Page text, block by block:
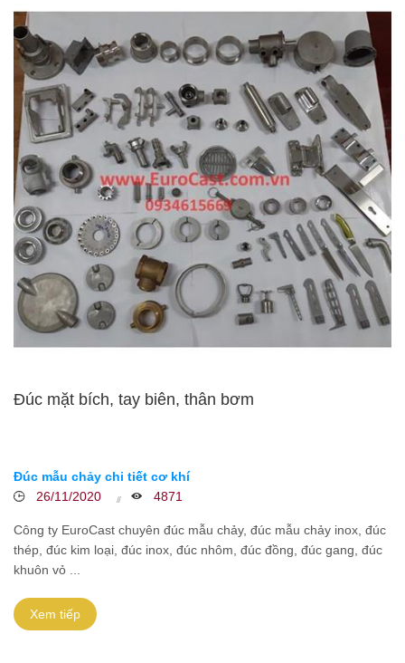
Đúc mặt bích, tay biên, thân bơm
Đúc mẫu chảy chi tiết cơ khí
26/11/2020
4871
Công ty EuroCast chuyên đúc mẫu chảy, đúc mẫu chảy inox, đúc
thép, đúc kim loại, đúc inox, đúc nhôm, đúc đồng, đúc gang, đúc
khuôn vỏ ...
Xem tiếp